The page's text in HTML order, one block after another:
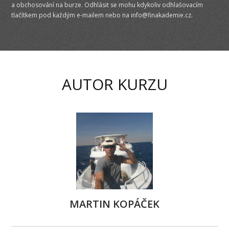
a obchosování na burze. Odhlásit se mohu kdykoliv odhlašovacím
tlačítkem pod každým e-mailem nebo na info@finakademie.cz.
AUTOR KURZU
MARTIN KOPÁČEK